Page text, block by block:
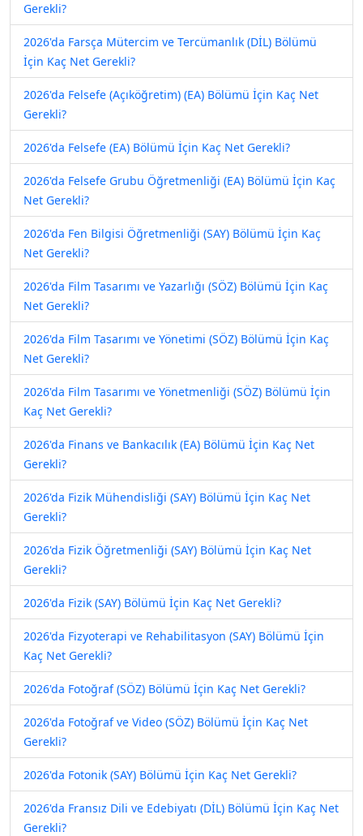
Gerekli?
2026'da Farsça Mütercim ve Tercümanlık (DİL) Bölümü
İçin Kaç Net Gerekli?
2026'da Felsefe (Açıköğretim) (EA) Bölümü İçin Kaç Net
Gerekli?
2026'da Felsefe (EA) Bölümü İçin Kaç Net Gerekli?
2026'da Felsefe Grubu Öğretmenliği (EA) Bölümü İçin Kaç
Net Gerekli?
2026'da Fen Bilgisi Öğretmenliği (SAY) Bölümü İçin Kaç
Net Gerekli?
2026'da Film Tasarımı ve Yazarlığı (SÖZ) Bölümü İçin Kaç
Net Gerekli?
2026'da Film Tasarımı ve Yönetimi (SÖZ) Bölümü İçin Kaç
Net Gerekli?
2026'da Film Tasarımı ve Yönetmenliği (SÖZ) Bölümü İçin
Kaç Net Gerekli?
2026'da Finans ve Bankacılık (EA) Bölümü İçin Kaç Net
Gerekli?
2026'da Fizik Mühendisliği (SAY) Bölümü İçin Kaç Net
Gerekli?
2026'da Fizik Öğretmenliği (SAY) Bölümü İçin Kaç Net
Gerekli?
2026'da Fizik (SAY) Bölümü İçin Kaç Net Gerekli?
2026'da Fizyoterapi ve Rehabilitasyon (SAY) Bölümü İçin
Kaç Net Gerekli?
2026'da Fotoğraf (SÖZ) Bölümü İçin Kaç Net Gerekli?
2026'da Fotoğraf ve Video (SÖZ) Bölümü İçin Kaç Net
Gerekli?
2026'da Fotonik (SAY) Bölümü İçin Kaç Net Gerekli?
2026'da Fransız Dili ve Edebiyatı (DİL) Bölümü İçin Kaç Net
Gerekli?